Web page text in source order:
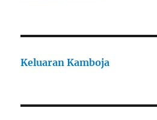
Keluaran Kamboja